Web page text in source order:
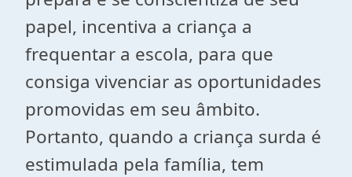
papel, incentiva a criança a
frequentar a escola, para que
consiga vivenciar as oportunidades
promovidas em seu âmbito.
Portanto, quando a criança surda é
estimulada pela família, tem